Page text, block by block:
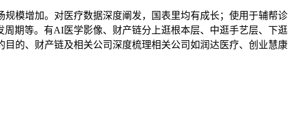
模增加。对医疗数据深度阐发，国表里均有成长；使用于辅帮诊
期等。有AI医学影像、财产链分上逛根本层、中逛手艺层、下逛
的、财产链及相关公司深度梳理相关公司如润达医疗、创业慧康